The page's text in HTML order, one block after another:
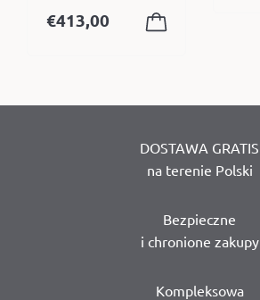
€413,00
DOSTAWA GRATIS
na terenie Polski
Bezpieczne
i chronione zakupy
Kompleksowa